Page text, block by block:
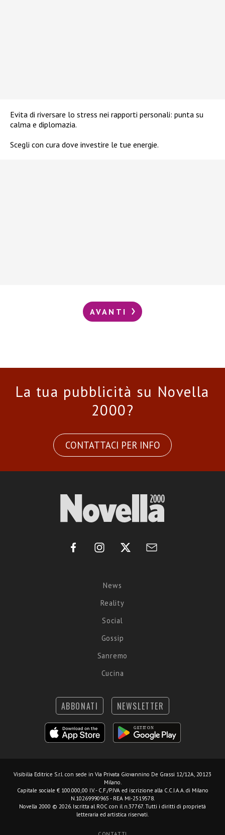
Evita di riversare lo stress nei rapporti personali: punta su
calma e diplomazia.
Scegli con cura dove investire le tue energie.
AVANTI
La tua pubblicità su Novella
2000?
CONTATTACI PER INFO
News
Reality
Social
Gossip
Sanremo
Cucina
ABBONATI NEWSLETTER
Visibilia Editrice S.r.l. con sede in Via Privata Giovannino De Grassi 12/12A, 20123
Milano.
Capitale sociale € 100.000,00 I.V. - C.F./P.IVA ed iscrizione alla C.C.I.A.A. di Milano
N.10269990965 - REA MI-2519578.
Novella 2000 © 2026. Iscritta al ROC con il n.37767. Tutti i diritti di proprietà
letteraria ed artistica riservati.